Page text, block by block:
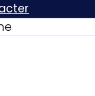
écrire